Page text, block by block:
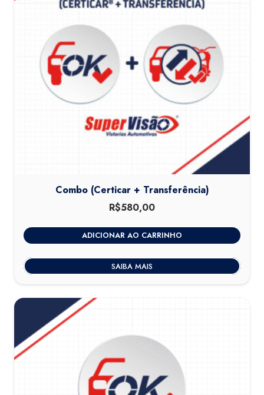
Combo (Certicar + Transferência)
R$580,00
ADICIONAR AO CARRINHO
SAIBA MAIS